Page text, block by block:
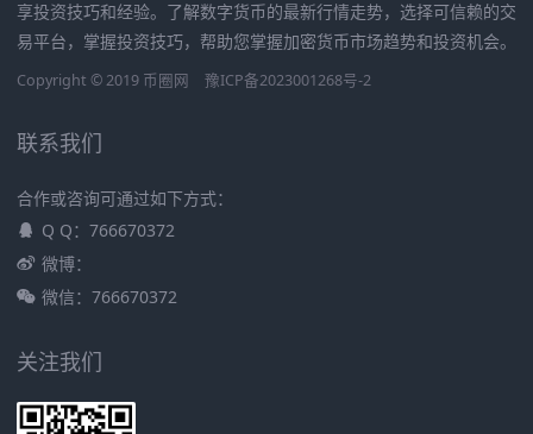
享投资技巧和经验。了解数字货币的最新行情走势，选择可信赖的交
易平台，掌握投资技巧，帮助您掌握加密货币市场趋势和投资机会。
Copyright © 2019 币圈网 豫ICP备2023001268号-2
联系我们
合作或咨询可通过如下方式：
Q Q：766670372
微博：
微信：766670372
关注我们